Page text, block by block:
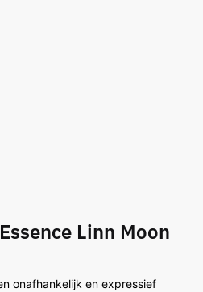
Linn Moon
onafhankelijk en expressief